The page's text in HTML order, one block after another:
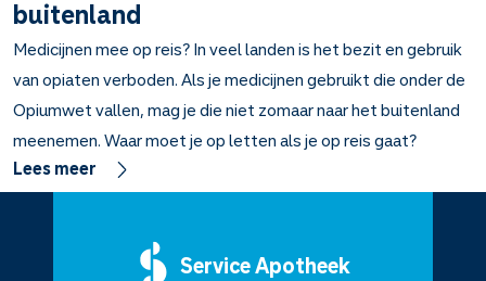
buitenland
Medicijnen mee op reis? In veel landen is het bezit en gebruik
van opiaten verboden. Als je medicijnen gebruikt die onder de
Opiumwet vallen, mag je die niet zomaar naar het buitenland
meenemen. Waar moet je op letten als je op reis gaat?
Lees meer
ServiceApotheek